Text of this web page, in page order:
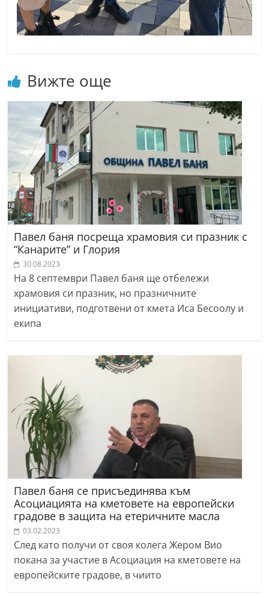
Вижте още
Павел баня посреща храмовия си празник с
“Канарите” и Глория
30.08.2023
На 8 септември Павел баня ще отбележи
храмовия си празник, но празничните
инициативи, подготвени от кмета Иса Бесоолу и
екипа
Павел баня се присъединява към
Асоциацията на кметовете на европейски
градове в защита на етеричните масла
03.02.2023
След като получи от своя колега Жером Вио
покана за участие в Асоциация на кметовете на
европейските градове, в чиито